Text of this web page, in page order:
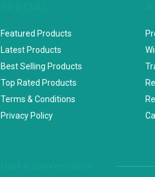
Featured Products
Latest Products
Best Selling Products
Top Rated Products
Terms & Conditions
Privacy Policy